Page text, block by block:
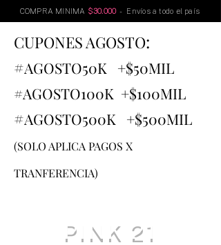
COMPRA MINIMA $30.000 - Envíos a todo el país
CUPONES AGOSTO:
#AGOSTO50K +$50MIL
#AGOSTO100K +$100MIL
#AGOSTO500K +$500MIL
(SOLO APLICA PAGOS X
TRANFERENCIA)
PINK 21